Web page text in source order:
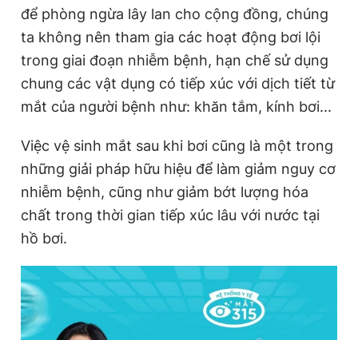
để phòng ngừa lây lan cho cộng đồng, chúng
ta không nên tham gia các hoạt động bơi lội
trong giai đoạn nhiễm bệnh, hạn chế sử dụng
chung các vật dụng có tiếp xúc với dịch tiết từ
mắt của người bệnh như: khăn tắm, kính bơi...
Việc vệ sinh mắt sau khi bơi cũng là một trong
những giải pháp hữu hiệu để làm giảm nguy cơ
nhiễm bệnh, cũng như giảm bớt lượng hóa
chất trong thời gian tiếp xúc lâu với nước tại
hồ bơi.